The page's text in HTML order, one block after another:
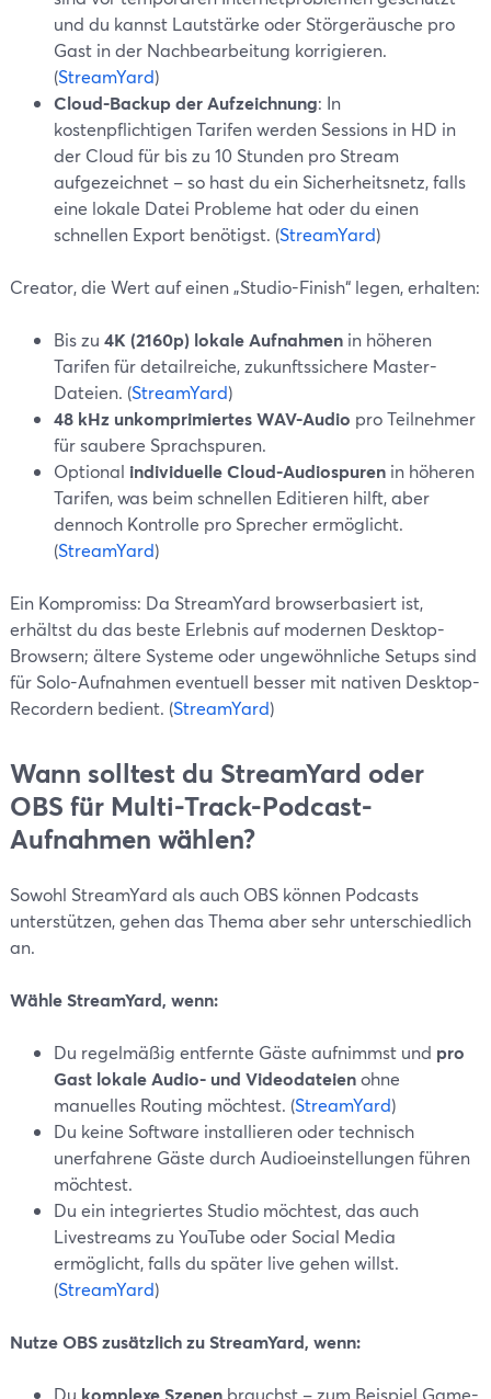
und du kannst Lautstärke oder Störgeräusche pro
Gast in der Nachbearbeitung korrigieren.
(StreamYard)
Cloud-Backup der Aufzeichnung: In
kostenpflichtigen Tarifen werden Sessions in HD in
der Cloud für bis zu 10 Stunden pro Stream
aufgezeichnet – so hast du ein Sicherheitsnetz, falls
eine lokale Datei Probleme hat oder du einen
schnellen Export benötigst. (StreamYard)
Creator, die Wert auf einen „Studio-Finish“ legen, erhalten:
Bis zu 4K (2160p) lokale Aufnahmenin höheren
Tarifen für detailreiche, zukunftssichere Master-
Dateien. (StreamYard)
48 kHz unkomprimiertes WAV-Audio pro Teilnehmer
für saubere Sprachspuren.
Optional individuelle Cloud-Audiospurenin höheren
Tarifen, was beim schnellen Editieren hilft, aber
dennoch Kontrolle pro Sprecher ermöglicht.
(StreamYard)
Ein Kompromiss: Da StreamYard browserbasiert ist,
erhältst du das beste Erlebnis auf modernen Desktop-
Browsern; ältere Systeme oder ungewöhnliche Setups sind
für Solo-Aufnahmen eventuell besser mit nativen Desktop-
Recordern bedient. (StreamYard)
Wann solltest du StreamYard oder
OBS für Multi-Track-Podcast-
Aufnahmen wählen?
Sowohl StreamYard als auch OBS können Podcasts
unterstützen, gehen das Thema aber sehr unterschiedlich
an.
Wähle StreamYard, wenn:
Du regelmäßig entfernte Gäste aufnimmst und pro
Gast lokale Audio- und Videodateienohne
manuelles Routing möchtest. (StreamYard)
Du keine Software installieren oder technisch
unerfahrene Gäste durch Audioeinstellungen führen
möchtest.
Du ein integriertes Studio möchtest, das auch
Livestreams zu YouTube oder Social Media
ermöglicht, falls du später live gehen willst.
(StreamYard)
Nutze OBS zusätzlich zu StreamYard, wenn: